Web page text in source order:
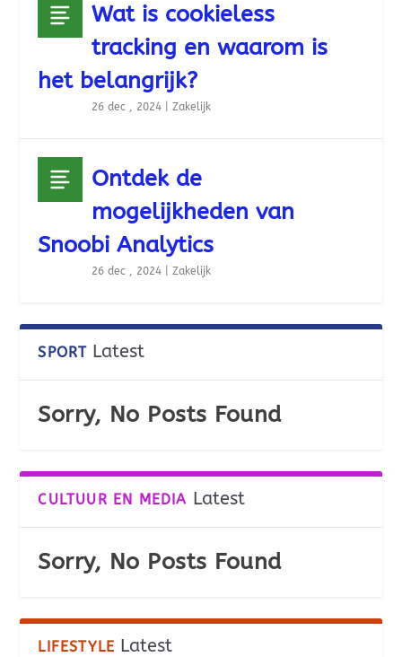
Wat is cookieless
tracking en waarom is
het belangrijk?
26 dec , 2024 |Zakelijk
Ontdek de
mogelijkheden van
Snoobi Analytics
26 dec , 2024 |Zakelijk
SPORT Latest
Sorry, No Posts Found
CULTUUR EN MEDIA Latest
Sorry, No Posts Found
LIFESTYLE Latest